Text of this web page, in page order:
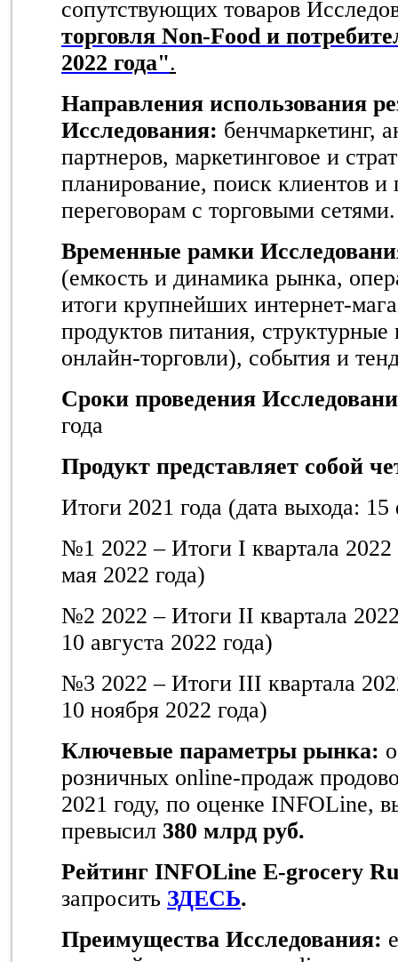
сопутствующих товаров
торговля Non-Food и
2022 года".
Направления использования
Исследования: бенчмаркетинг,
партнеров, маркетинговое и
планирование, поиск клиентов и
переговорам с торговыми сетями.
Временные рамки
(емкость и динамика рынка,
итоги крупнейших интернет-
продуктов питания, структурные
онлайн-торговли), события и
Сроки проведения
года
Продукт представляет собой
Итоги 2021 года (дата выхода: 15
№1 2022 – Итоги I квартала 2022
мая 2022 года)
№2 2022 – Итоги II квартала
10 августа 2022 года)
№3 2022 – Итоги III квартала
10 ноября 2022 года)
Ключевые параметры рынка:
розничных online-продаж
2021 году, по оценке INFOLine,
превысил 380 млрд руб.
Рейтинг INFOLine E-grocery
запросить ЗДЕСЬ.
Преимущества Исследования: